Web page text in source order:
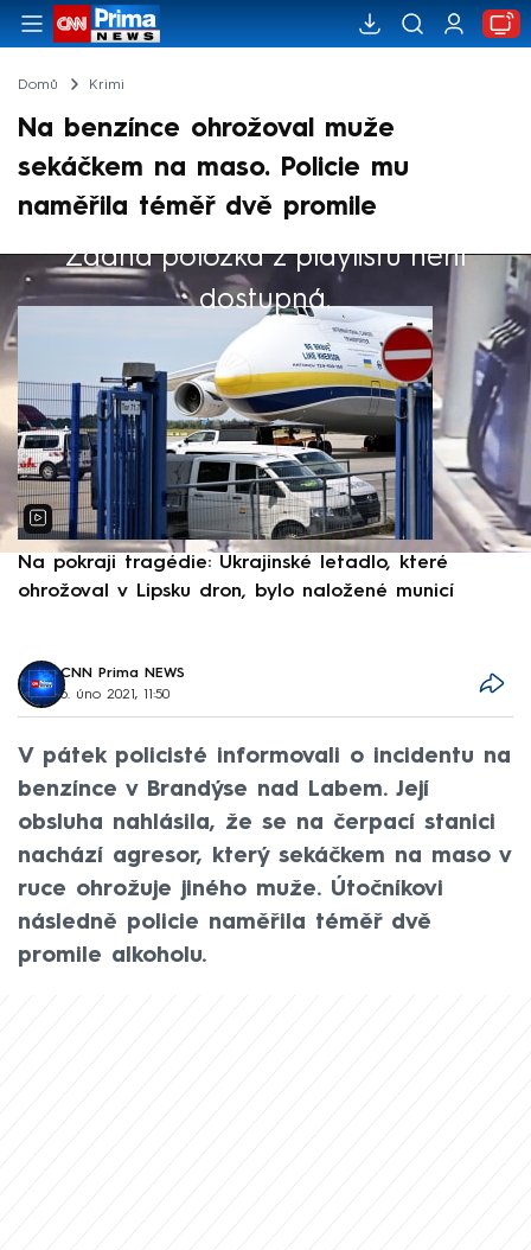
Domů Krimi
Na benzínce ohrožoval muže
sekáčkem na maso. Policie mu
naměřila téměř dvě promile
Žádná položka z playlistu není
dostupná.
Výběr redakce
Na pokraji tragédie: Ukrajinské letadlo, které
ohrožoval v Lipsku dron, bylo naložené municí
CNN Prima NEWS
6. úno 2021, 11:50
V pátek policisté informovali o incidentu na
benzínce v Brandýse nad Labem. Její
obsluha nahlásila, že se na čerpací stanici
nachází agresor, který sekáčkem na maso v
ruce ohrožuje jiného muže. Útočníkovi
následně policie naměřila téměř dvě
promile alkoholu.